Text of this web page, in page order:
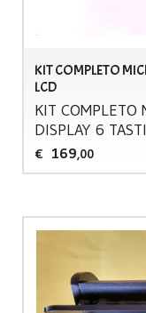
KIT COMPLETO
LCD
KIT COMPLETO
DISPLAY6 TASTI
€ 169,00